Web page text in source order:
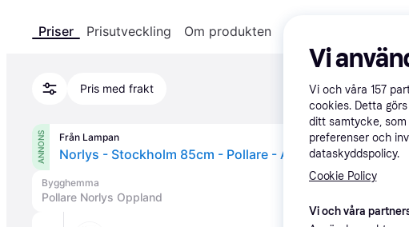
Priser Prisutveckling Om produkten
Pris med frakt
ANNONS Från Lampan
Norlys - Stockholm 85cm - Pollare - Aluminium
Bygghemma
Pollare Norlys Oppland
Vi
Vi och våra 157
cookies. Detta
ditt samtycke,
preferenser och
dataskyddspolicy.
Cookie Policy
Vi och våra